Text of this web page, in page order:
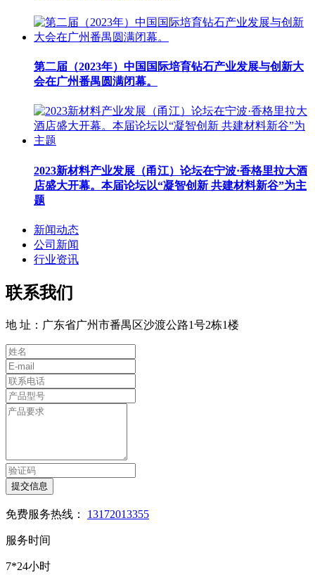
第二届（2023年）中国国际培育钻石产业发展与创新大
会在广州番禺圆满闭幕。
2023新材料产业发展（甬江）论坛在宁波·香格里拉大酒
店盛大开幕。本届论坛以“凝智创新 共建材料新谷”为主
题
新闻动态
公司新闻
行业资讯
联系我们
地 址：广东省广州市番禺区沙渡公路1号2栋1楼
提交信息
免费服务热线： 13172013355
服务时间
7*24小时